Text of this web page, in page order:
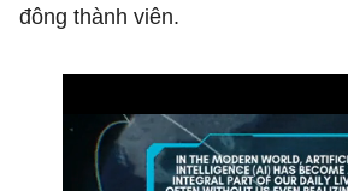
đông thành viên.